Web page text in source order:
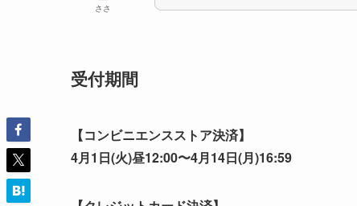
ささ
受付期間
【コンビニエンスストア決済】
4月1日(火)昼12:00〜4月14日(月)16:59